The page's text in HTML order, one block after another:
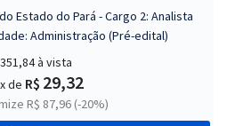
Estado do Pará - Cargo 2: Analista
Administração (Pré-edital)
à vista
de R$ 29,32
R$ 87,96 (-20%)